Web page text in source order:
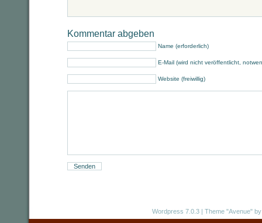
Kommentar abgeben
Name (erforderlich)
E-Mail (wird nicht veröffentlicht,
Website (freiwillig)
Wordpress 7.0.3 | Theme "Avenue"